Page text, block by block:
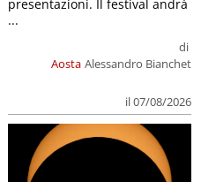
Aosta
di
Alessandro Bianchet
il 07/08/2026
presentazioni. Il festival andrà
...